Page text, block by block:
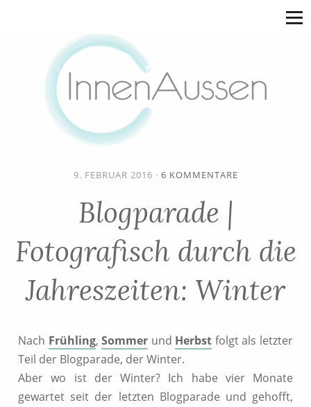
9. FEBRUAR 2016 · 6 KOMMENTARE
Blogparade |
Fotografisch durch die
Jahreszeiten: Winter
Nach Frühling,Sommer und Herbst folgt als letzter
Teil der Blogparade, der Winter.
Aber wo ist der Winter? Ich habe vier Monate
gewartet seit der letzten Blogparade und gehofft,